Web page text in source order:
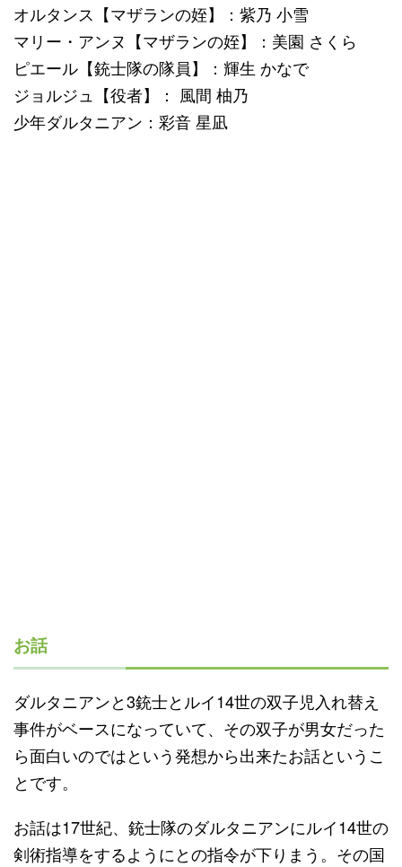
オルタンス【マザランの姪】：紫乃 小雪
マリー・アンヌ【マザランの姪】：美園 さくら
ピエール【銃士隊の隊員】：輝生 かなで
ジョルジュ【役者】： 風間 柚乃
少年ダルタニアン：彩音 星凪
お話
ダルタニアンと3銃士とルイ14世の双子児入れ替え
事件がベースになっていて、その双子が男女だった
ら面白いのではという発想から出来たお話というこ
とです。
お話は17世紀、銃士隊のダルタニアンにルイ14世の
剣術指導をするようにとの指令が下りまう。その国